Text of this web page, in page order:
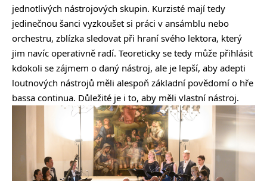
jednotlivých nástrojových skupin. Kurzisté mají tedy
jedinečnou šanci vyzkoušet si práci v ansámblu nebo
orchestru, zblízka sledovat při hraní svého lektora, který
jim navíc operativně radí. Teoreticky se tedy může přihlásit
kdokoli se zájmem o daný nástroj, ale je lepší, aby adepti
loutnových nástrojů měli alespoň základní povědomí o hře
bassa continua. Důležité je i to, aby měli vlastní nástroj.